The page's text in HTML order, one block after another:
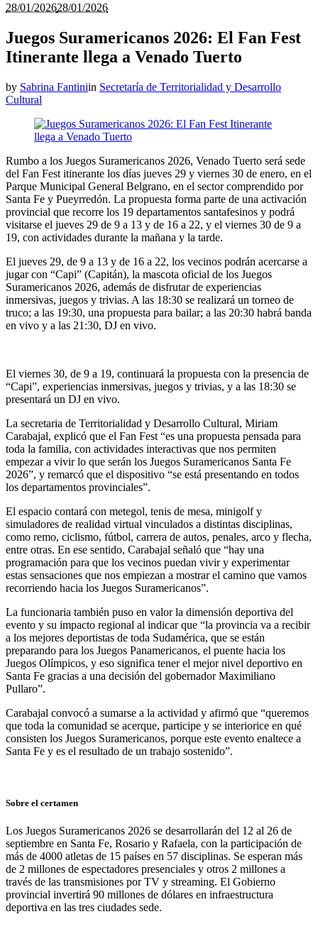
28/01/202628/01/2026
Juegos Suramericanos 2026: El Fan Fest
Itinerante llega a Venado Tuerto
by Sabrina Fantiniin Secretaría de Territorialidad y Desarrollo
Cultural
Rumbo a los Juegos Suramericanos 2026, Venado Tuerto será sede
del Fan Fest itinerante los días jueves 29 y viernes 30 de enero, en el
Parque Municipal General Belgrano, en el sector comprendido por
Santa Fe y Pueyrredón. La propuesta forma parte de una activación
provincial que recorre los 19 departamentos santafesinos y podrá
visitarse el jueves 29 de 9 a 13 y de 16 a 22, y el viernes 30 de 9 a
19, con actividades durante la mañana y la tarde.
El jueves 29, de 9 a 13 y de 16 a 22, los vecinos podrán acercarse a
jugar con “Capi” (Capitán), la mascota oficial de los Juegos
Suramericanos 2026, además de disfrutar de experiencias
inmersivas, juegos y trivias. A las 18:30 se realizará un torneo de
truco; a las 19:30, una propuesta para bailar; a las 20:30 habrá banda
en vivo y a las 21:30, DJ en vivo.
El viernes 30, de 9 a 19, continuará la propuesta con la presencia de
“Capi”, experiencias inmersivas, juegos y trivias, y a las 18:30 se
presentará un DJ en vivo.
La secretaria de Territorialidad y Desarrollo Cultural, Miriam
Carabajal, explicó que el Fan Fest “es una propuesta pensada para
toda la familia, con actividades interactivas que nos permiten
empezar a vivir lo que serán los Juegos Suramericanos Santa Fe
2026”, y remarcó que el dispositivo “se está presentando en todos
los departamentos provinciales”.
El espacio contará con metegol, tenis de mesa, minigolf y
simuladores de realidad virtual vinculados a distintas disciplinas,
como remo, ciclismo, fútbol, carrera de autos, penales, arco y flecha,
entre otras. En ese sentido, Carabajal señaló que “hay una
programación para que los vecinos puedan vivir y experimentar
estas sensaciones que nos empiezan a mostrar el camino que vamos
recorriendo hacia los Juegos Suramericanos”.
La funcionaria también puso en valor la dimensión deportiva del
evento y su impacto regional al indicar que “la provincia va a recibir
a los mejores deportistas de toda Sudamérica, que se están
preparando para los Juegos Panamericanos, el puente hacia los
Juegos Olímpicos, y eso significa tener el mejor nivel deportivo en
Santa Fe gracias a una decisión del gobernador Maximiliano
Pullaro”.
Carabajal convocó a sumarse a la actividad y afirmó que “queremos
que toda la comunidad se acerque, participe y se interiorice en qué
consisten los Juegos Suramericanos, porque este evento enaltece a
Santa Fe y es el resultado de un trabajo sostenido”.
Sobre el certamen
Los Juegos Suramericanos 2026 se desarrollarán del 12 al 26 de
septiembre en Santa Fe, Rosario y Rafaela, con la participación de
más de 4000 atletas de 15 países en 57 disciplinas. Se esperan más
de 2 millones de espectadores presenciales y otros 2 millones a
través de las transmisiones por TV y streaming. El Gobierno
provincial invertirá 90 millones de dólares en infraestructura
deportiva en las tres ciudades sede.